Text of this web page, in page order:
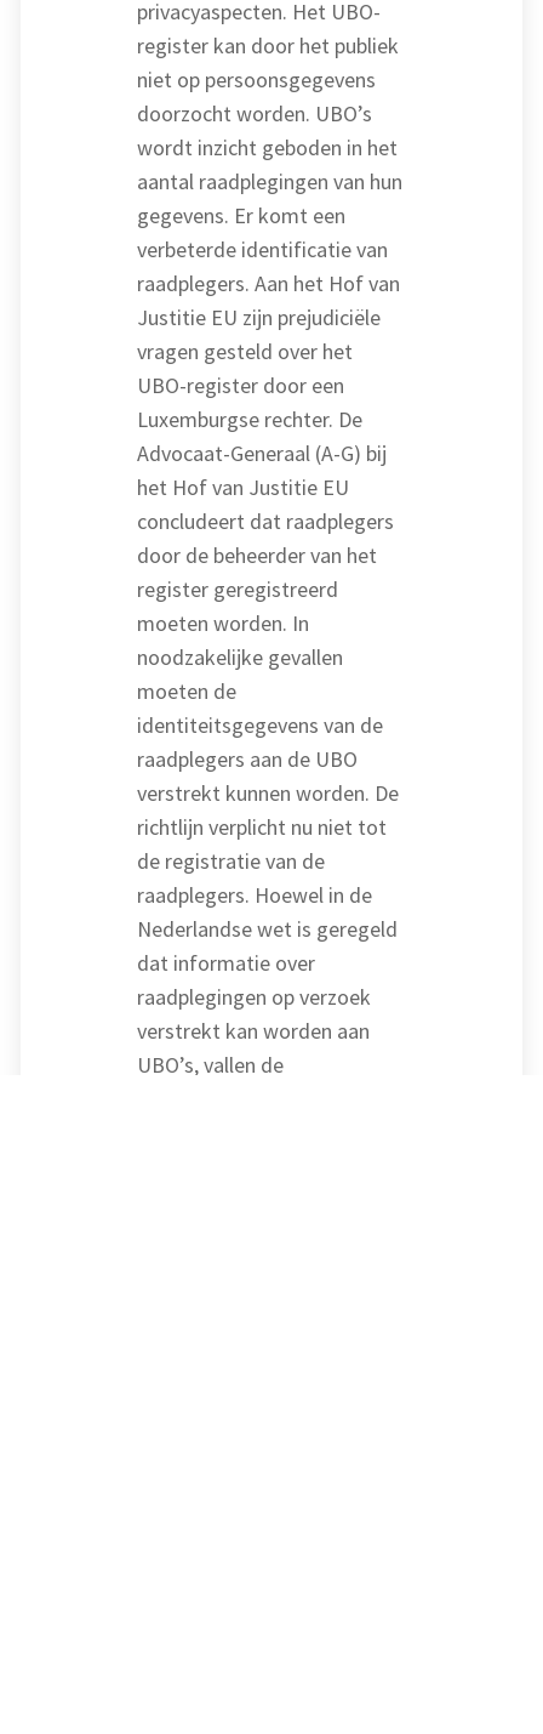
privacyaspecten. Het UBO-
register kan door het publiek
niet op persoonsgegevens
doorzocht worden. UBO’s
wordt inzicht geboden in het
aantal raadplegingen van hun
gegevens. Er komt een
verbeterde identificatie van
raadplegers. Aan het Hof van
Justitie EU zijn prejudiciële
vragen gesteld over het
UBO-register door een
Luxemburgse rechter. De
Advocaat-Generaal (A-G) bij
het Hof van Justitie EU
concludeert dat raadplegers
door de beheerder van het
register geregistreerd
moeten worden. In
noodzakelijke gevallen
moeten de
identiteitsgegevens van de
raadplegers aan de UBO
verstrekt kunnen worden. De
richtlijn verplicht nu niet tot
de registratie van de
raadplegers. Hoewel in de
Nederlandse wet is geregeld
dat informatie over
raadplegingen op verzoek
verstrekt kan worden aan
UBO’s, vallen de